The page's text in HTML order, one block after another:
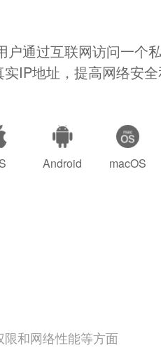
户通过互联网访问一个
IP地址，提高网络安全
Android macOS
和网络性能等方面